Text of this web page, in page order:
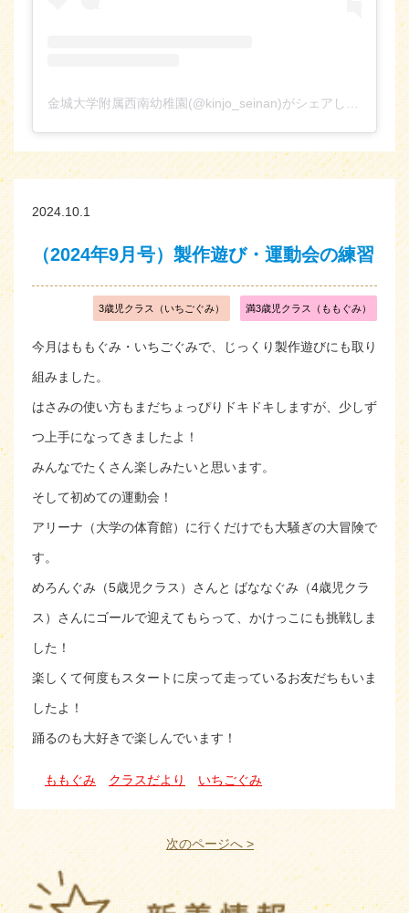
金城大学附属西南幼稚園(@kinjo_seinan)がシェアした投稿
2024.10.1
（2024年9月号）製作遊び・運動会の練習
満3歳児クラス（ももぐみ）
3歳児クラス（いちごぐみ）
今月はももぐみ・いちごぐみで、じっくり製作遊びにも取り
組みました。
はさみの使い方もまだちょっぴりドキドキしますが、少しず
つ上手になってきましたよ！
みんなでたくさん楽しみたいと思います。
そして初めての運動会！
アリーナ（大学の体育館）に行くだけでも大騒ぎの大冒険で
す。
めろんぐみ（5歳児クラス）さんと ばななぐみ（4歳児クラ
ス）さんにゴールで迎えてもらって、かけっこにも挑戦しま
した！
楽しくて何度もスタートに戻って走っているお友だちもいま
したよ！
踊るのも大好きで楽しんでいます！
ももぐみ クラスだより いちごぐみ
次のページへ >